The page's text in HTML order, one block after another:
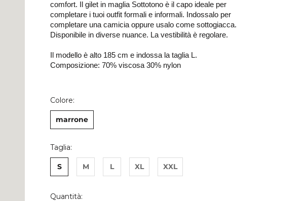
comfort. Il gilet in maglia Sottotono è il capo ideale per
completare i tuoi outfit formali e informali. Indossalo per
completare una camicia oppure usalo come sottogiacca.
Disponibile in diverse nuance. La vestibilità è regolare.
Il modello è alto 185 cm e indossa la taglia L.
Composizione: 70% viscosa 30% nylon
Colore:
marrone
Taglia:
S M L XL XXL
Quantità: